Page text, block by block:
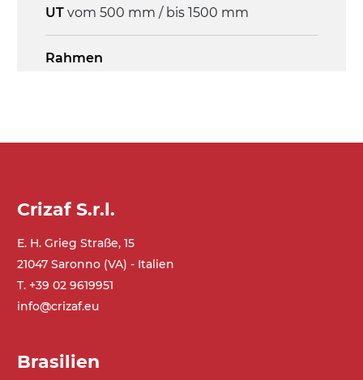
UT vom 500 mm / bis 1500 mm
Rahmen
Alu-Legierung
Ständer
ausziehbare Elemente und Gelenke aus
verzinktem Stahl, (Einstellwinkel 0°-55°)
Beine aus verzinktem Metallrohr,
Förderfläche
Crizaf S.r.l.
E. H. Grieg Straße, 15
21047 Saronno (VA) - Italien
T. +39 02 9619951
info@crizaf.eu
Brasilien